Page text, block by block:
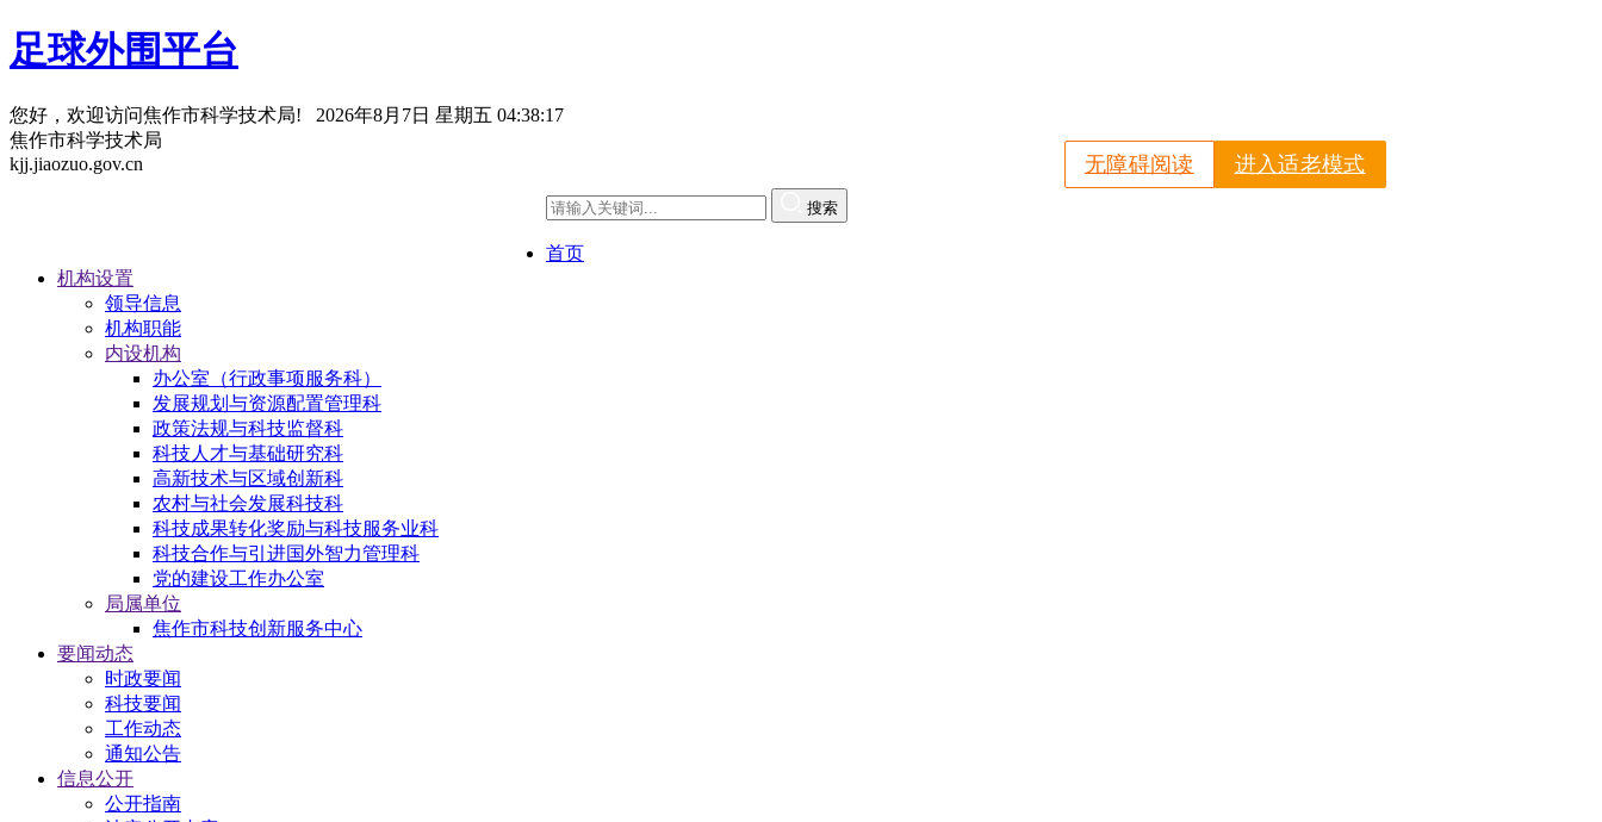
足球外围平台
您好，欢迎访问焦作市科学技术局! 2026年8月7日 星期五 04:38:18
焦作市科学技术局
kjj.jiaozuo.gov.cn
进入适老模式
无障碍阅读
搜索
首页
机构设置
领导信息
机构职能
内设机构
办公室（行政事项服务科）
发展规划与资源配置管理科
政策法规与科技监督科
科技人才与基础研究科
高新技术与区域创新科
农村与社会发展科技科
科技成果转化奖励与科技服务业科
科技合作与引进国外智力管理科
党的建设工作办公室
局属单位
焦作市科技创新服务中心
要闻动态
时政要闻
科技要闻
工作动态
通知公告
信息公开
公开指南